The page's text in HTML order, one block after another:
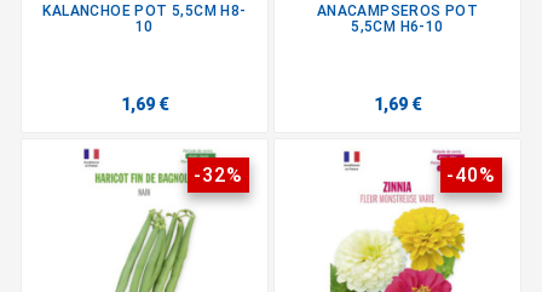
KALANCHOE POT 5,5CM H8-
10
1,69 €
ANACAMPSEROS POT
5,5CM H6-10
1,69 €
-32% -40%